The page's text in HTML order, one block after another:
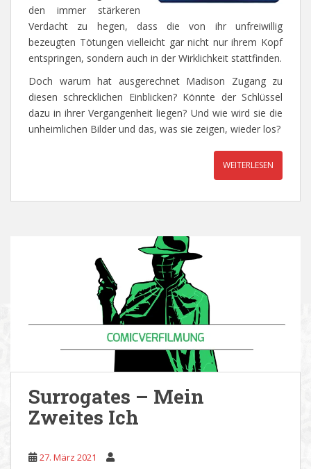
den immer stärkeren
Verdacht zu hegen, dass die von ihr unfreiwillig
bezeugten Tötungen vielleicht gar nicht nur ihrem Kopf
entspringen, sondern auch in der Wirklichkeit stattfinden.
Doch warum hat ausgerechnet Madison Zugang zu
diesen schrecklichen Einblicken? Könnte der Schlüssel
dazu in ihrer Vergangenheit liegen? Und wie wird sie die
unheimlichen Bilder und das, was sie zeigen, wieder los?
WEITERLESEN
Surrogates – Mein
Zweites Ich
27. März 2021